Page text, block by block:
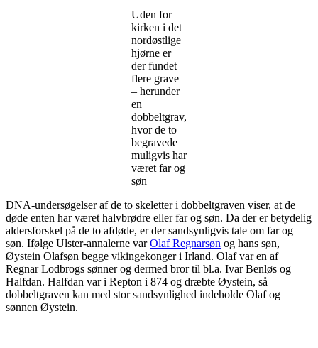
Uden for
kirken i det
nordøstlige
hjørne er
der fundet
flere grave
– herunder
en
dobbeltgrav,
hvor de to
begravede
muligvis har
været far og
søn
DNA-undersøgelser af de to skeletter i dobbeltgraven viser, at de
døde enten har været halvbrødre eller far og søn. Da der er betydelig
aldersforskel på de to afdøde, er der sandsynligvis tale om far og
søn. Ifølge Ulster-annalerne varOlaf Regnarsøn og hans søn,
Øystein Olafsøn begge vikingekonger i Irland. Olaf var en af
Regnar Lodbrogs sønner og dermed bror til bl.a. Ivar Benløs og
Halfdan. Halfdan var i Repton i 874 og dræbte Øystein, så
dobbeltgraven kan med stor sandsynlighed indeholde Olaf og
sønnen Øystein.